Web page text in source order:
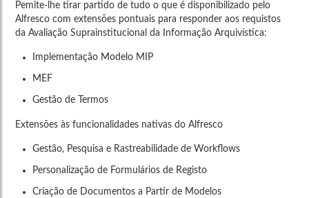
Pemite-lhe tirar partido de tudo o que é disponibilizado pelo
Alfresco com extensões pontuais para responder aos requistos
da Avaliação Suprainstitucional da Informação Arquivística:
Implementação Modelo MIP
MEF
Gestão de Termos
Extensões às funcionalidades nativas do Alfresco
Gestão, Pesquisa e Rastreabilidade de Workflows
Personalização de Formulários de Registo
Criação de Documentos a Partir de Modelos